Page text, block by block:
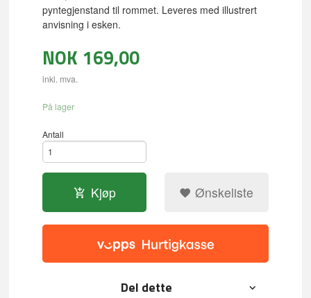
pyntegjenstand til rommet. Leveres med illustrert
anvisning i esken.
NOK 169,00
inkl. mva.
På lager
Antall
Kjøp Ønskeliste
Del dette